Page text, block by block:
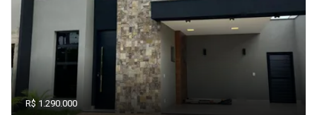
R$ 1.290.000